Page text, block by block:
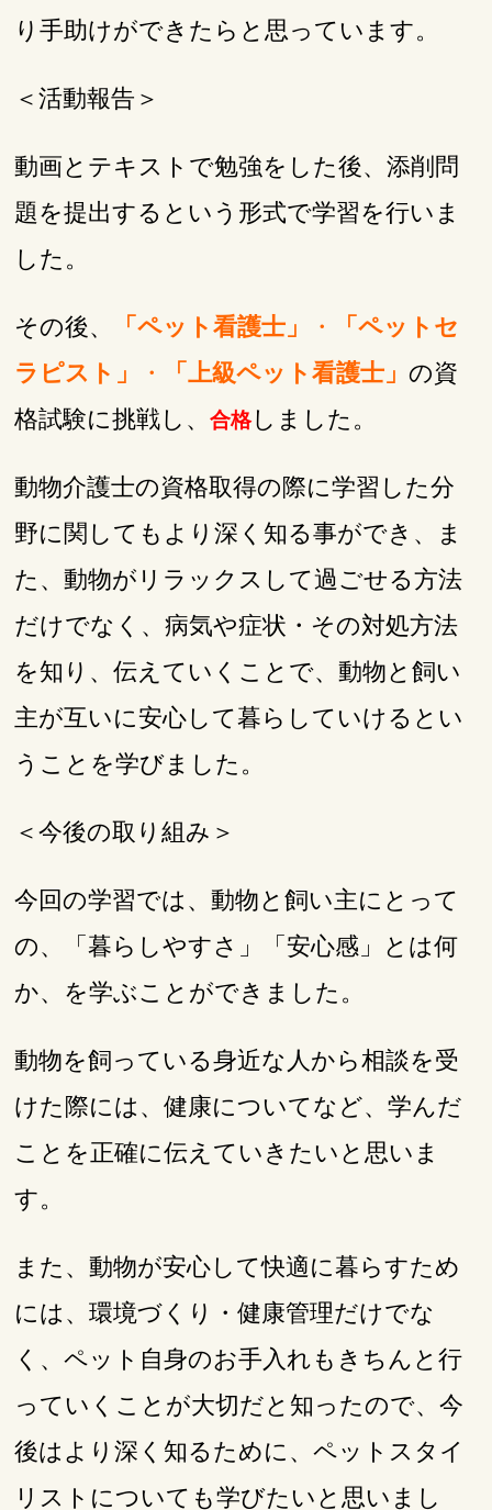
り手助けができたらと思っています。
＜活動報告＞
動画とテキストで勉強をした後、添削問
題を提出するという形式で学習を行いま
した。
その後、 「ペット看護士」 ・
「ペットセ
ラピスト」
・ 「上級ペット看護士」の資
格試験に挑戦し、合格しました。
動物介護士の資格取得の際に学習した分
野に関してもより深く知る事ができ、ま
た、動物がリラックスして過ごせる方法
だけでなく、病気や症状・その対処方法
を知り、伝えていくことで、動物と飼い
主が互いに安心して暮らしていけるとい
うことを学びました。
＜今後の取り組み＞
今回の学習では、動物と飼い主にとって
の、「暮らしやすさ」「安心感」とは何
か、を学ぶことができました。
動物を飼っている身近な人から相談を受
けた際には、健康についてなど、学んだ
ことを正確に伝えていきたいと思いま
す。
また、動物が安心して快適に暮らすため
には、環境づくり・健康管理だけでな
く、ペット自身のお手入れもきちんと行
っていくことが大切だと知ったので、今
後はより深く知るために、ペットスタイ
リストについても学びたいと思いまし